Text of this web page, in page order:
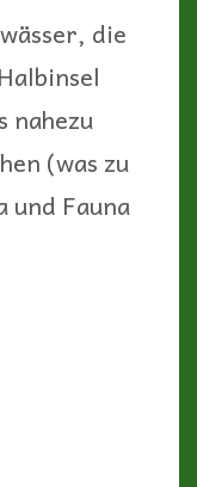
die
nahezu
(was zu
Fauna